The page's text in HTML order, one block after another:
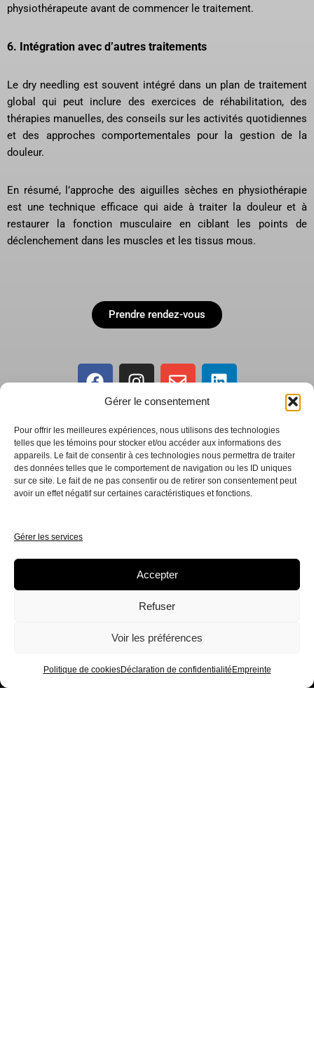
Gérer le consentement
Pour offrir les meilleures expériences, nous utilisons des technologies
telles que les témoins pour stocker et/ou accéder aux informations des
appareils. Le fait de consentir à ces technologies nous permettra de traiter
des données telles que le comportement de navigation ou les ID uniques
sur ce site. Le fait de ne pas consentir ou de retirer son consentement peut
avoir un effet négatif sur certaines caractéristiques et fonctions.
Gérer les services
Accepter
Refuser
Voir les préférences
Politique de cookiesDéclaration de confidentialité Empreinte
physiothérapeute avant de commencer le traitement.
6. Intégration avec d’autres traitements
Le dry needling est souvent intégré dans un plan de traitement
global qui peut inclure des exercices de réhabilitation, des
thérapies manuelles, des conseils sur les activités quotidiennes
et des approches comportementales pour la gestion de la
douleur.
En résumé, l’approche des aiguilles sèches en physiothérapie
est une technique efficace qui aide à traiter la douleur et à
restaurer la fonction musculaire en ciblant les points de
déclenchement dans les muscles et les tissus mous.
Prendre rendez-vous
Drummondville, J2C 5A7
819-445-1156
physiotherapiejmr@gmail.com
Mercredi : 8:00AM - 6:00PM
Jeudi : 8:00AM - 6:00PM
Vendredi : 8:00AM - 5:00PM
Samedi : Fermé